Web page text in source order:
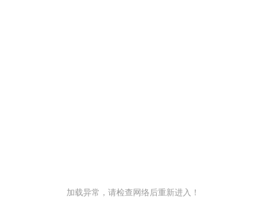
加载异常，请检查网络后重新进入！